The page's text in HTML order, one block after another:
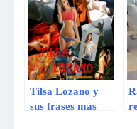
difundirse video
íntimo con joven
desconocida
Tilsa Lozano y
sus frases más